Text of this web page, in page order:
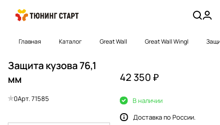
Главная Каталог Great Wall Great Wall Wingl
Защита кузова 76,1
мм
0Арт.71585
42 350 ₽
В наличии
Доставка по России.